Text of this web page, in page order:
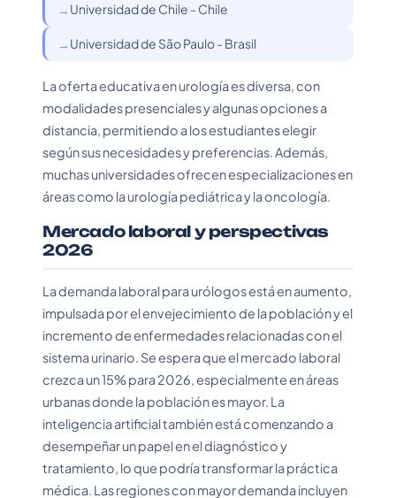
Universidad de Chile - Chile
Universidad de São Paulo - Brasil
La oferta educativa en urología es diversa, con
modalidades presenciales y algunas opciones a
distancia, permitiendo a los estudiantes elegir
según sus necesidades y preferencias. Además,
muchas universidades ofrecen especializaciones en
áreas como la urología pediátrica y la oncología.
Mercado laboral y perspectivas
2026
La demanda laboral para urólogos está en aumento,
impulsada por el envejecimiento de la población y el
incremento de enfermedades relacionadas con el
sistema urinario. Se espera que el mercado laboral
crezca un 15% para 2026, especialmente en áreas
urbanas donde la población es mayor. La
inteligencia artificial también está comenzando a
desempeñar un papel en el diagnóstico y
tratamiento, lo que podría transformar la práctica
médica. Las regiones con mayor demanda incluyen